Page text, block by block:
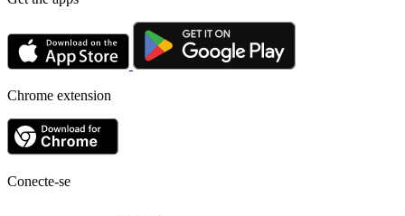
Chrome extension
Conecte-se